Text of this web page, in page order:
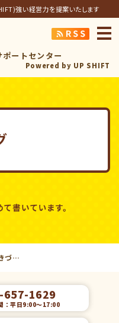
強い経営力を提案いたします
ップシフト合
ポートセンター
Powered by UP SHIFT
クトの成功
657-1629
：平日9:00～17:00